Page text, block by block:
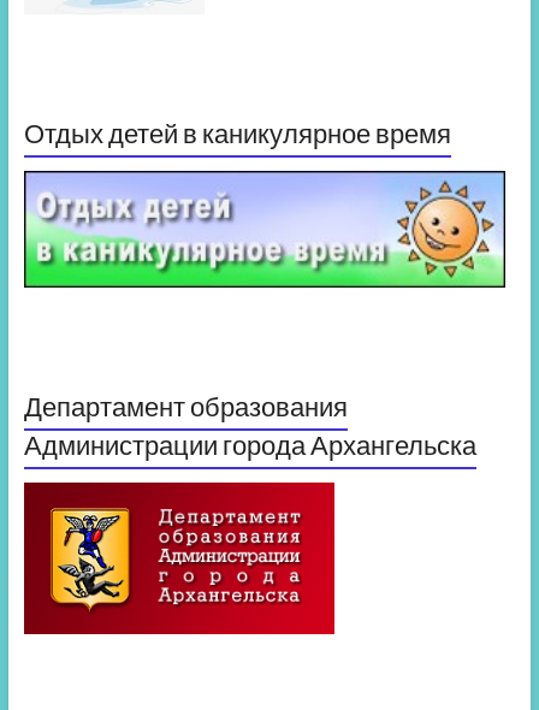
Отдых детей в каникулярное время
Департамент образования
Администрации города Архангельска